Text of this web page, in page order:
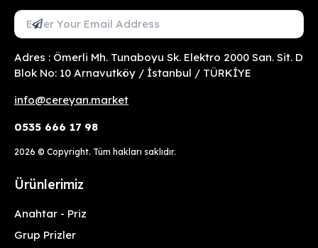
Mail Adresini Gir
Abone Ol
Adres : Ömerli Mh. Tunaboyu Sk. Elektro 2000 San. Sit. D
Blok No: 10 Arnavutköy / İstanbul / TÜRKİYE
info@cereyan.market
0535 666 17 98
2026 © Copyright. Tüm hakları saklıdır.
Ürünlerimiz
Anahtar - Priz
Grup Prizler